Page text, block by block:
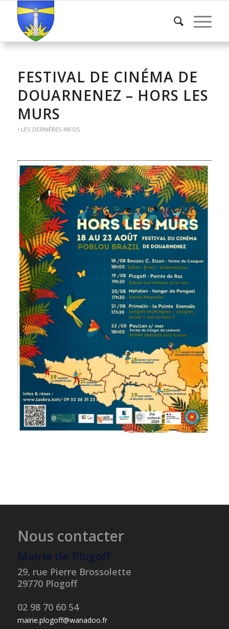
FESTIVAL DE CINÉMA DE
DOUARNENEZ – HORS LES
MURS
• LES DERNIÈRES INFOS
Nous contacter
Mairie de Plogoff
29, rue Pierre Brossolette
29770 Plogoff
02 98 70 60 54
mairie.plogoff@wanadoo.fr